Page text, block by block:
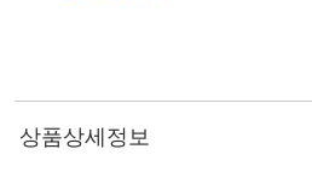
상품상세정보